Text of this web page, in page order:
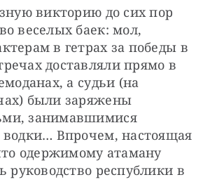
викторию до сих пор
веселых баек: мол,
в гетрах за победы в
доставляли прямо в
а судьи (на
были заряжены
занимавшимися
водки… Впрочем, настоящая
одержимому атаману
руководство республики в